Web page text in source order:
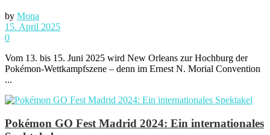
by Mona
15. April 2025
0
Vom 13. bis 15. Juni 2025 wird New Orleans zur Hochburg der
Pokémon-Wettkampfszene – denn im Ernest N. Morial Convention
...
Pokémon GO Fest Madrid 2024: Ein internationales